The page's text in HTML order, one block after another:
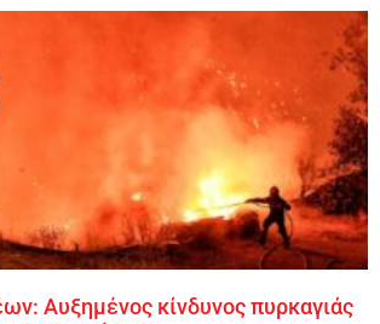
Αυξημένος κίνδυνος πυρκαγιάς